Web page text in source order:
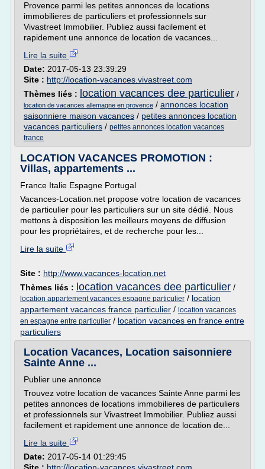
Provence parmi les petites annonces de locations
immobilieres de particuliers et professionnels sur
Vivastreet Immobilier. Publiez aussi facilement et
rapidement une annonce de location de vacances...
Lire la suite
Date: 2017-05-13 23:39:29
Site : http://location-vacances.vivastreet.com
Thèmes liés : location vacances dee particulier /
location de vacances allemagne en provence / annonces location
saisonniere maison vacances / petites annonces location
vacances particuliers / petites annonces location vacances
france
LOCATION VACANCES PROMOTION :
Villas, appartements ...
France Italie Espagne Portugal
Vacances-Location.net propose votre location de vacances
de particulier pour les particuliers sur un site dédié. Nous
mettons à disposition les meilleurs moyens de diffusion
pour les propriétaires, et de recherche pour les...
Lire la suite
Site : http://www.vacances-location.net
Thèmes liés : location vacances dee particulier /
location appartement vacances espagne particulier / location
appartement vacances france particulier / location vacances
en espagne entre particulier / location vacances en france entre
particuliers
Location Vacances, Location saisonniere
Sainte Anne ...
Publier une annonce
Trouvez votre location de vacances Sainte Anne parmi les
petites annonces de locations immobilieres de particuliers
et professionnels sur Vivastreet Immobilier. Publiez aussi
facilement et rapidement une annonce de location de...
Lire la suite
Date: 2017-05-14 01:29:45